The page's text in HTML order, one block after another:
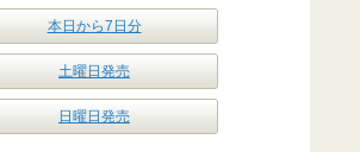
本日から7日分
土曜日発売
日曜日発売